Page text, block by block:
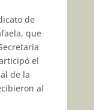
de
que
el
de la
al